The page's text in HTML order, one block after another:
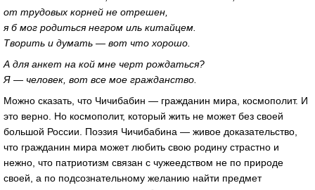
от трудовых корней не отрешен,
я б мог родиться негром иль китайцем.
Творить и думать — вот что хорошо.
А для анкет на кой мне черт рождаться?
Я — человек, вот все мое гражданство.
Можно сказать, что Чичибабин — гражданин мира, космополит. И
это верно. Но космополит, который жить не может без своей
большой России. Поэзия Чичибабина — живое доказательство,
что гражданин мира может любить свою родину страстно и
нежно, что патриотизм связан с чужеедством не по природе
своей, а по подсо­знательному желанию найти предмет